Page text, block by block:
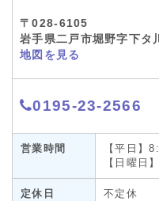
〒028-6105
岩手県二戸市堀野字下タ
地図を見る
0195-23-2566
営業時間
【平日】
【日曜日
定休日 不定休